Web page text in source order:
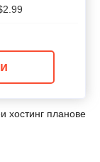
2.99
хостинг планове